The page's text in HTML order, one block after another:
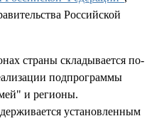
Российской
страны складывается по-
подпрограммы
и регионы.
установленным